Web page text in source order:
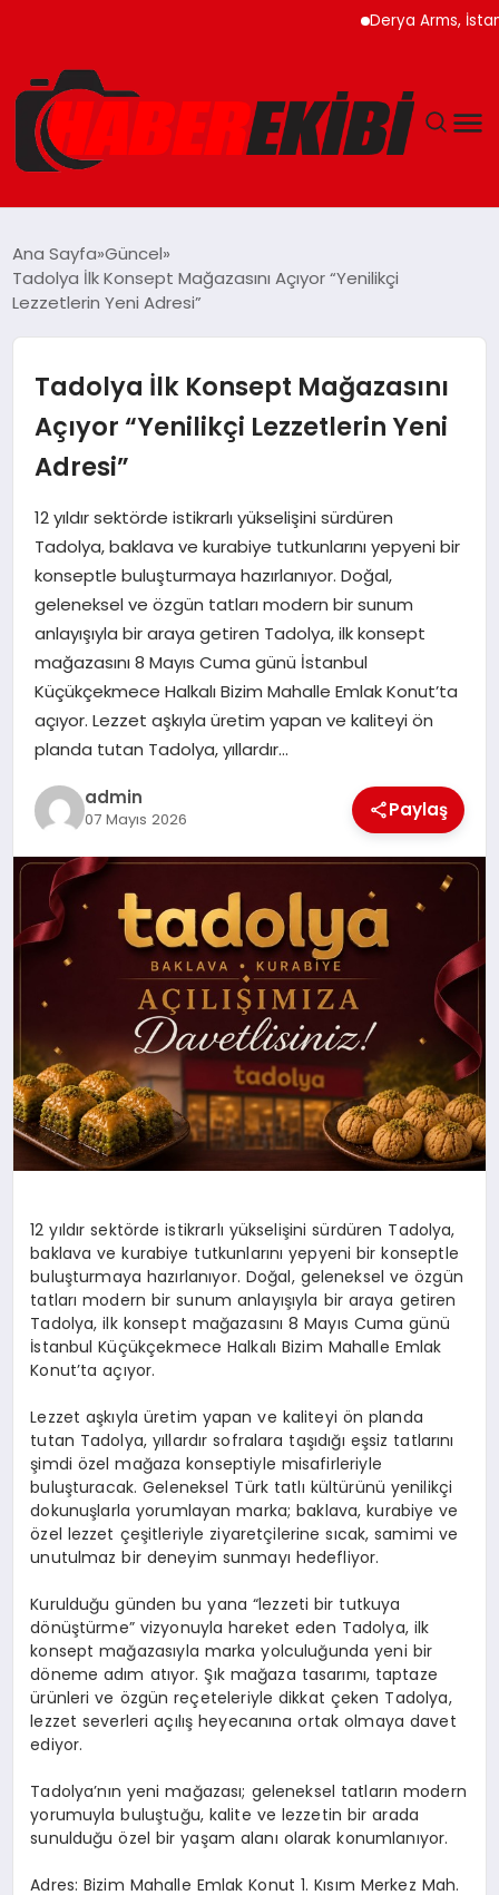
Derya Arms, İstanbul
GÜNCEL
MAGAZIN
SAĞLIK
SPOR
TEKNOLOJI
YAŞAM
Ana Sayfa Güncel
Tadolya İlk Konsept Mağazasını Açıyor “Yenilikçi
Lezzetlerin Yeni Adresi”
Tadolya İlk Konsept Mağazasını
Açıyor “Yenilikçi Lezzetlerin Yeni
Adresi”
12 yıldır sektörde istikrarlı yükselişini sürdüren
Tadolya, baklava ve kurabiye tutkunlarını yepyeni bir
konseptle buluşturmaya hazırlanıyor. Doğal,
geleneksel ve özgün tatları modern bir sunum
anlayışıyla bir araya getiren Tadolya, ilk konsept
mağazasını 8 Mayıs Cuma günü İstanbul
Küçükçekmece Halkalı Bizim Mahalle Emlak Konut’ta
açıyor. Lezzet aşkıyla üretim yapan ve kaliteyi ön
planda tutan Tadolya, yıllardır…
admin
07 Mayıs 2026 Paylaş
12 yıldır sektörde istikrarlı yükselişini sürdüren Tadolya,
baklava ve kurabiye tutkunlarını yepyeni bir konseptle
buluşturmaya hazırlanıyor. Doğal, geleneksel ve özgün
tatları modern bir sunum anlayışıyla bir araya getiren
Tadolya, ilk konsept mağazasını 8 Mayıs Cuma günü
İstanbul Küçükçekmece Halkalı Bizim Mahalle Emlak
Konut’ta açıyor.
Lezzet aşkıyla üretim yapan ve kaliteyi ön planda
tutan Tadolya, yıllardır sofralara taşıdığı eşsiz tatlarını
şimdi özel mağaza konseptiyle misafirleriyle
buluşturacak. Geleneksel Türk tatlı kültürünü yenilikçi
dokunuşlarla yorumlayan marka; baklava, kurabiye ve
özel lezzet çeşitleriyle ziyaretçilerine sıcak, samimi ve
unutulmaz bir deneyim sunmayı hedefliyor.
Kurulduğu günden bu yana “lezzeti bir tutkuya
dönüştürme” vizyonuyla hareket eden Tadolya, ilk
konsept mağazasıyla marka yolculuğunda yeni bir
döneme adım atıyor. Şık mağaza tasarımı, taptaze
ürünleri ve özgün reçeteleriyle dikkat çeken Tadolya,
lezzet severleri açılış heyecanına ortak olmaya davet
ediyor.
Tadolya’nın yeni mağazası; geleneksel tatların modern
yorumuyla buluştuğu, kalite ve lezzetin bir arada
sunulduğu özel bir yaşam alanı olarak konumlanıyor.
Adres: Bizim Mahalle Emlak Konut 1. Kısım Merkez Mah.